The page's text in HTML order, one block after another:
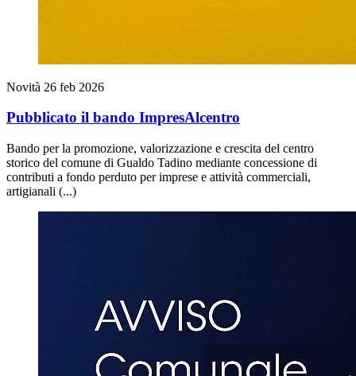
Novità 26 feb 2026
Pubblicato il bando ImpresAlcentro
Bando per la promozione, valorizzazione e crescita del centro
storico del comune di Gualdo Tadino mediante concessione di
contributi a fondo perduto per imprese e attività commerciali,
artigianali (...)